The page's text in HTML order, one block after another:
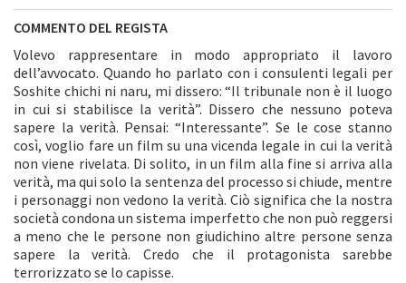
COMMENTO DEL REGISTA
Volevo rappresentare in modo appropriato il lavoro
dell’avvocato. Quando ho parlato con i consulenti legali per
Soshite chichi ni naru, mi dissero: “Il tribunale non è il luogo
in cui si stabilisce la verità”. Dissero che nessuno poteva
sapere la verità. Pensai: “Interessante”. Se le cose stanno
così, voglio fare un film su una vicenda legale in cui la verità
non viene rivelata. Di solito, in un film alla fine si arriva alla
verità, ma qui solo la sentenza del processo si chiude, mentre
i personaggi non vedono la verità. Ciò significa che la nostra
società condona un sistema imperfetto che non può reggersi
a meno che le persone non giudichino altre persone senza
sapere la verità. Credo che il protagonista sarebbe
terrorizzato se lo capisse.